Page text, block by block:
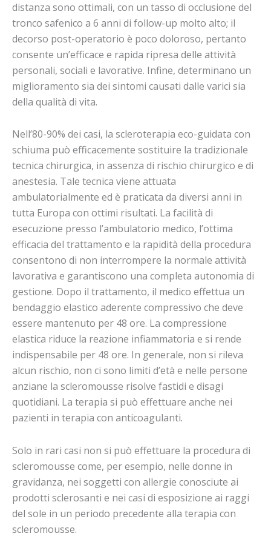
distanza sono ottimali, con un tasso di occlusione del
tronco safenico a 6 anni di follow-up molto alto; il
decorso post-operatorio è poco doloroso, pertanto
consente un’efficace e rapida ripresa delle attività
personali, sociali e lavorative. Infine, determinano un
miglioramento sia dei sintomi causati dalle varici sia
della qualità di vita.
Nell’80-90% dei casi, la scleroterapia eco-guidata con
schiuma può efficacemente sostituire la tradizionale
tecnica chirurgica, in assenza di rischio chirurgico e di
anestesia. Tale tecnica viene attuata
ambulatorialmente ed è praticata da diversi anni in
tutta Europa con ottimi risultati. La facilità di
esecuzione presso l’ambulatorio medico, l’ottima
efficacia del trattamento e la rapidità della procedura
consentono di non interrompere la normale attività
lavorativa e garantiscono una completa autonomia di
gestione. Dopo il trattamento, il medico effettua un
bendaggio elastico aderente compressivo che deve
essere mantenuto per 48 ore. La compressione
elastica riduce la reazione infiammatoria e si rende
indispensabile per 48 ore. In generale, non si rileva
alcun rischio, non ci sono limiti d’età e nelle persone
anziane la scleromousse risolve fastidi e disagi
quotidiani. La terapia si può effettuare anche nei
pazienti in terapia con anticoagulanti.
Solo in rari casi non si può effettuare la procedura di
scleromousse come, per esempio, nelle donne in
gravidanza, nei soggetti con allergie conosciute ai
prodotti sclerosanti e nei casi di esposizione ai raggi
del sole in un periodo precedente alla terapia con
scleromousse.